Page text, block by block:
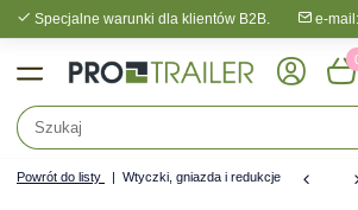
Specjalne warunki dla klientów B2B. e-mail:
Powrót do listy Wtyczki, gniazda i redukcje